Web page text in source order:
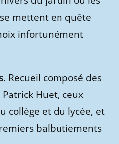
mettent en quête
infortunément
. Recueil composé des
Huet, ceux
collège et du lycée, et
balbutiements